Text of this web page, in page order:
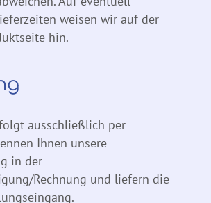
weisen wir auf der
hin.
ausschließlich per
Ihnen unsere
in der
Rechnung und liefern die